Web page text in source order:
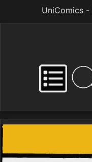
UniComics -